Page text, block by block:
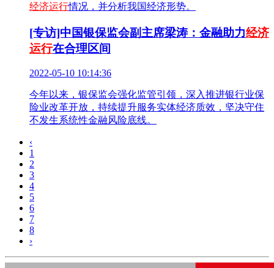
经济运行情况，并分析我国经济形势。
[专访]中国银保监会副主席梁涛：金融助力经济
运行在合理区间
2022-05-10 10:14:36
今年以来，银保监会强化监管引领，深入推进银行业保
险业改革开放，持续提升服务实体经济质效，坚决守住
不发生系统性金融风险底线。
‹
1
2
3
4
5
6
7
8
›